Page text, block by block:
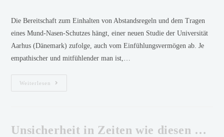
Die Bereitschaft zum Einhalten von Abstandsregeln und dem Tragen
eines Mund-Nasen-Schutzes hängt, einer neuen Studie der Universität
Aarhus (Dänemark) zufolge, auch vom Einfühlungsvermögen ab. Je
empathischer und mitfühlender man ist,…
Weiterlesen
Unsicherheit in Zeiten wie diesen …